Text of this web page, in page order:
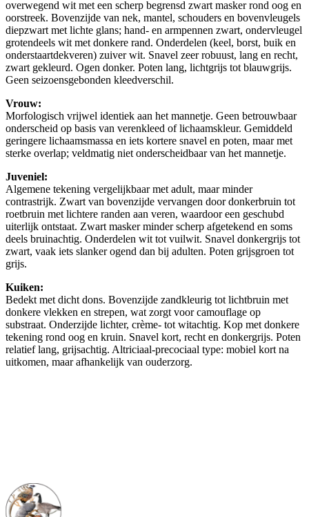
overwegend wit met een scherp begrensd zwart masker rond oog en
oorstreek. Bovenzijde van nek, mantel, schouders en bovenvleugels
diepzwart met lichte glans; hand- en armpennen zwart, ondervleugel
grotendeels wit met donkere rand. Onderdelen (keel, borst, buik en
onderstaartdekveren) zuiver wit. Snavel zeer robuust, lang en recht,
zwart gekleurd. Ogen donker. Poten lang, lichtgrijs tot blauwgrijs.
Geen seizoensgebonden kleedverschil.
Vrouw:
Morfologisch vrijwel identiek aan het mannetje. Geen betrouwbaar
onderscheid op basis van verenkleed of lichaamskleur. Gemiddeld
geringere lichaamsmassa en iets kortere snavel en poten, maar met
sterke overlap; veldmatig niet onderscheidbaar van het mannetje.
Juveniel:
Algemene tekening vergelijkbaar met adult, maar minder
contrastrijk. Zwart van bovenzijde vervangen door donkerbruin tot
roetbruin met lichtere randen aan veren, waardoor een geschubd
uiterlijk ontstaat. Zwart masker minder scherp afgetekend en soms
deels bruinachtig. Onderdelen wit tot vuilwit. Snavel donkergrijs tot
zwart, vaak iets slanker ogend dan bij adulten. Poten grijsgroen tot
grijs.
Kuiken:
Bedekt met dicht dons. Bovenzijde zandkleurig tot lichtbruin met
donkere vlekken en strepen, wat zorgt voor camouflage op
substraat. Onderzijde lichter, crème- tot witachtig. Kop met donkere
tekening rond oog en kruin. Snavel kort, recht en donkergrijs. Poten
relatief lang, grijsachtig. Altriciaal-precociaal type: mobiel kort na
uitkomen, maar afhankelijk van ouderzorg.